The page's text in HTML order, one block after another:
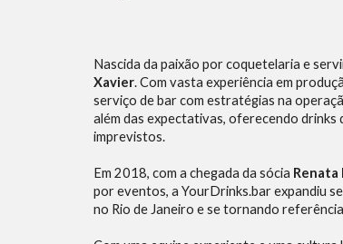
Nascida da paixão por coquetelaria e
Xavier. Com vasta experiência em
serviço de bar com estratégias na
além das expectativas, oferecendo drinks
imprevistos.
Em 2018, com a chegada da sócia Renata
por eventos, a YourDrinks.bar expandiu
no Rio de Janeiro e se tornando